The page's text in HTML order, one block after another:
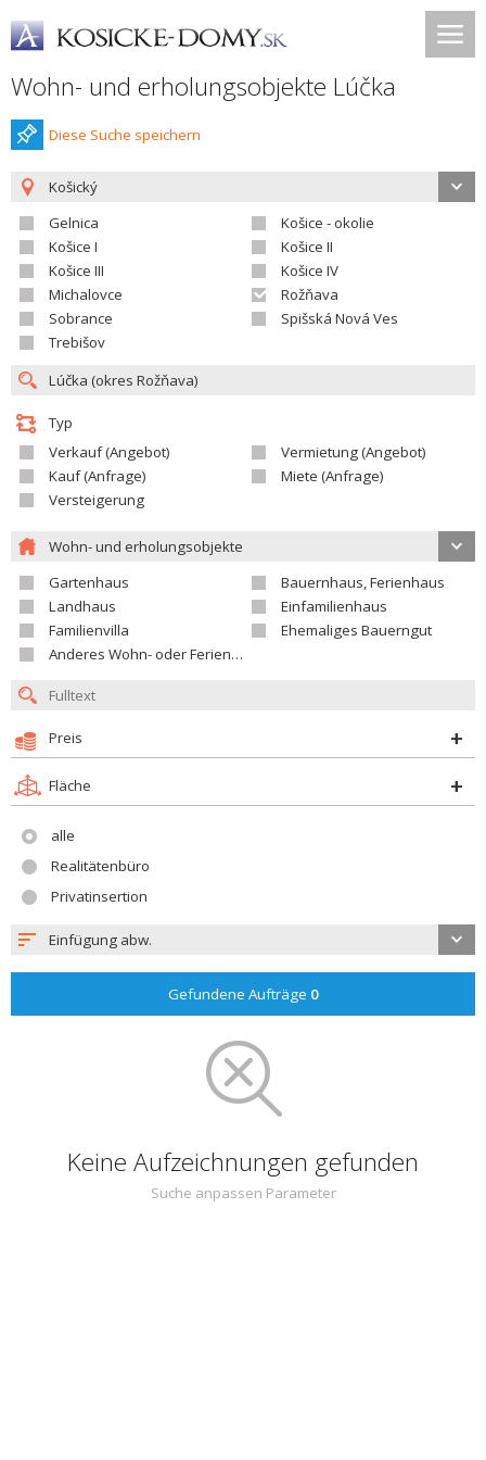
Wohn- und erholungsobjekte Lúčka
Diese Suche speichern
Košický
Gelnica
Košice - okolie
Košice I
Košice II
Košice III
Košice IV
Michalovce
Rožňava
Sobrance
Spišská Nová Ves
Trebišov
Typ
Verkauf (Angebot)
Vermietung (Angebot)
Kauf (Anfrage)
Miete (Anfrage)
Versteigerung
Wohn- und erholungsobjekte
Gartenhaus
Bauernhaus, Ferienhaus
Landhaus
Einfamilienhaus
Familienvilla
Ehemaliges Bauerngut
Anderes Wohn- oder Ferienobjekt
Preis
Fläche
alle
Realitätenbüro
Privatinsertion
Einfügung abw.
Gefundene Aufträge 0
Keine Aufzeichnungen gefunden
Suche anpassen Parameter